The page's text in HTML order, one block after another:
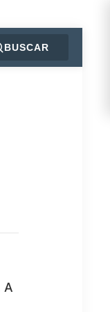
BUSCAR
A